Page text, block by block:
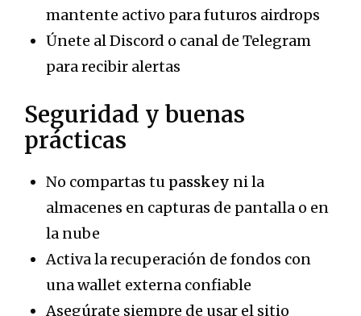
mantente activo para futuros airdrops
Únete al Discord o canal de Telegram
para recibir alertas
Seguridad y buenas
prácticas
No compartas tu passkey ni la
almacenes en capturas de pantalla o en
la nube
Activa la recuperación de fondos con
una wallet externa confiable
Asegúrate siempre de usar el sitio